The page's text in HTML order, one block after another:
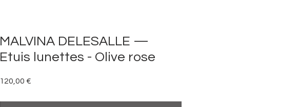
MALVINA DELESALLE —
Etuis lunettes - Olive rose
120,00 €